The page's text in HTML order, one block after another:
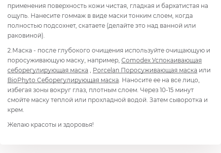
применения поверхность кожи чистая, гладкая и бархатистая на
ощупь. Нанесите гоммаж в виде маски тонким слоем, когда
полностью подсохнет, скатаете (делайте это над ванной или
раковиной).
2.Маска - после глубокого очищения используйте очищающую и
поросуживающую маску, например, Comodex Успокаивающая
себорегулирующая маска
Porcelan Поросуживающая маска или
BioPhyto Себорегулирующая маска . Наносите ее на все лицо,
избегая зоны вокруг глаз, плотным слоем. Через 10-15 минут
смойте маску теплой или прохладной водой. Затем сыворотка и
крем.
Желаю красоты и здоровья!